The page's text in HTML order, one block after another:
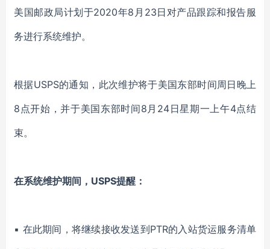
美国邮政局计划于2020年8月23日对产品跟踪和报告服
务进行系统维护。
根据USPS的通知，此次维护将于美国东部时间周日晚上
8点开始，并于美国东部时间8月24日星期一上午4点结
束。
在系统维护期间，USPS提醒：
▪ 在此期间，将继续接收发送到PTR的入站货运服务清单